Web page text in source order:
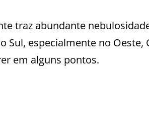
traz abundante
Sul, especialmente no
em alguns pontos.